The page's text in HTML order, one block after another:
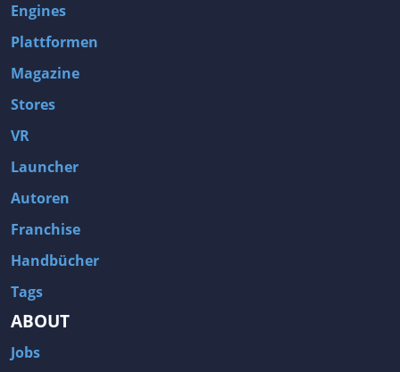
Engines
Plattformen
Magazine
Stores
VR
Launcher
Autoren
Franchise
Handbücher
Tags
ABOUT
Jobs